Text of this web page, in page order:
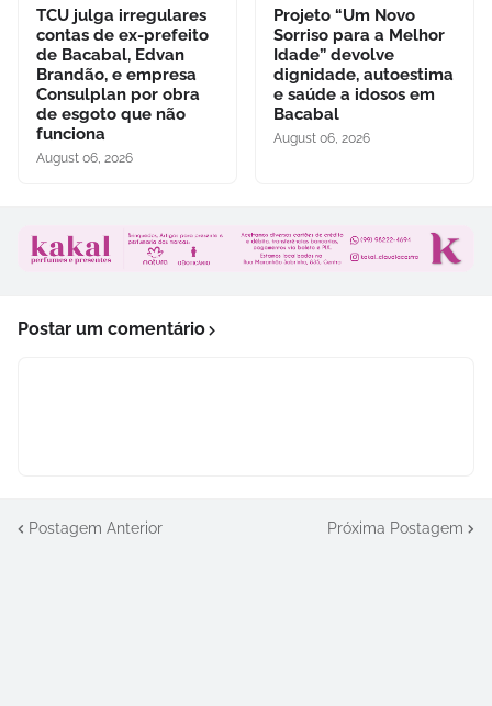
TCU julga irregulares
contas de ex-prefeito
de Bacabal, Edvan
Brandão, e empresa
Consulplan por obra
de esgoto que não
funciona
August 06, 2026
Projeto “Um Novo
Sorriso para a Melhor
Idade” devolve
dignidade, autoestima
e saúde a idosos em
Bacabal
August 06, 2026
Postar um comentário
Postagem Anterior Próxima Postagem